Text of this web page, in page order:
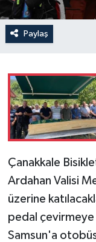
Paylaş
Çanakkale
Ardahan Valisi
üzerine
pedal çevirmeye
Samsun'a